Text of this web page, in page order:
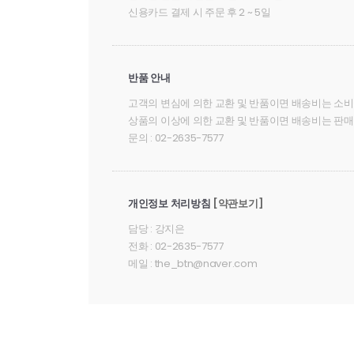
신용카드 결제 시 주문 후 2 ~ 5일
반품 안내
고객의 변심에 의한 교환 및 반품이면 배송비는 소
상품의 이상에 의한 교환 및 반품이면 배송비는 판
문의 : 02-2635-7577
개인정보 처리방침 [약관보기]
담당 : 강지은
전화 : 02-2635-7577
메일 : the_btn@naver.com